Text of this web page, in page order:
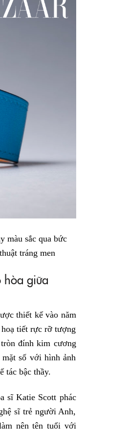
màu sắc qua bức
tráng men
hòa giữa
thiết kế vào năm
tiết rực rỡ tượng
đính kim cương
số với hình ảnh
tác bậc thầy.
sĩ Katie Scott phác
sĩ trẻ người Anh,
nên tên tuổi với